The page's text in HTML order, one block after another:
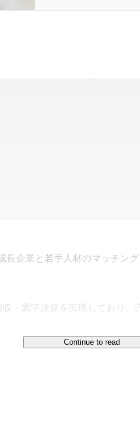
長企業と若手人材のマッチン
・黒字決算を実現しており、
Continue to read